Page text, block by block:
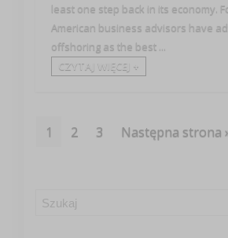
least one step back in its economy.
American business advisors have
offshoring as the best ...
CZYTAJ WIĘCEJ +
1 2 3 Następna strona